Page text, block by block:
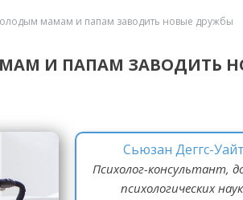
мамам и папам заводить новые дружбы
И ПАПАМ ЗАВОДИТЬ
Сьюзан Деггс-Уайт
Психолог-консультант,
психологических наук